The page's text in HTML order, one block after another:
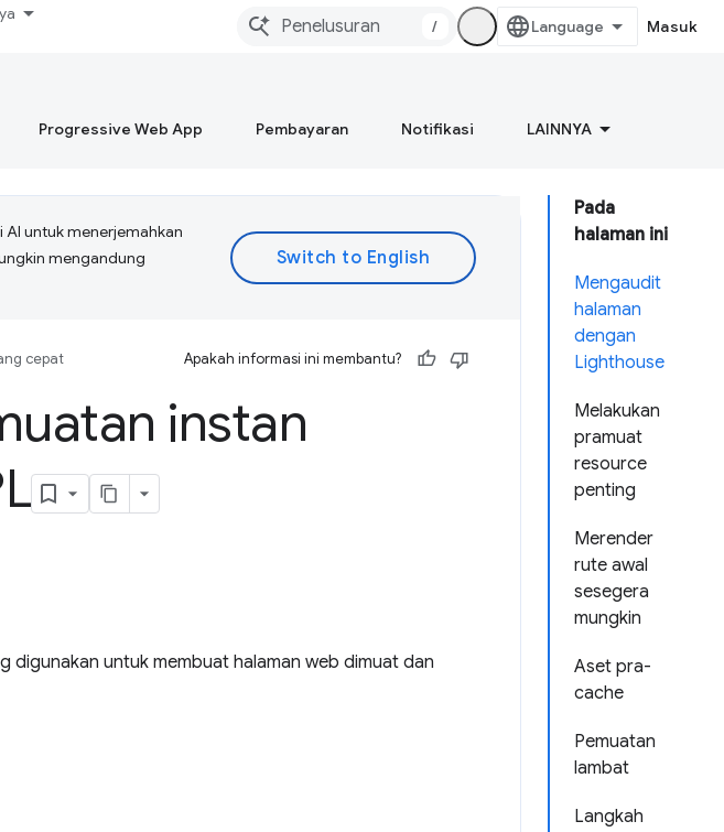
/ Masuk
Progressive Web App Pembayaran Notifikasi LAINNYA
Pada
halaman ini
Mengaudit
halaman
dengan
Lighthouse
Melakukan
pramuat
resource
penting
Merender
rute awal
sesegera
mungkin
Aset pra-
cache
Pemuatan
lambat
Langkah
untuk menerjemahkan
mengandung
cepat Apakah informasi ini membantu?
instan
digunakan untuk membuat halaman web dimuat dan